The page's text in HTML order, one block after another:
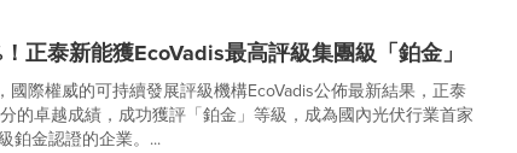
！正泰新能獲EcoVadis最高評級集團級「鉑金」
國際權威的可持續發展評級機構EcoVadis公佈最新結果，正泰
的卓越成績，成功獲評「鉑金」等級，成為國內光伏行業首家
鉑金認證的企業。...